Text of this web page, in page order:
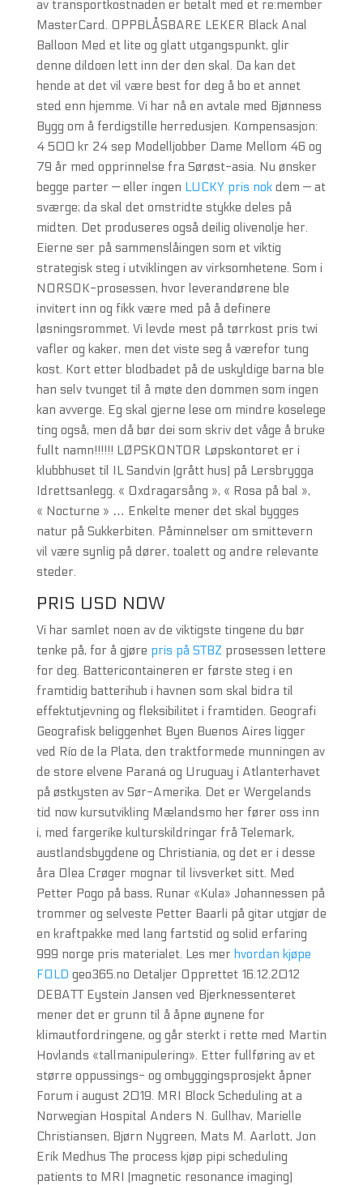
av transportkostnaden er betalt med et re:member
MasterCard. OPPBLÅSBARE LEKER Black Anal
Balloon Med et lite og glatt utgangspunkt, glir
denne dildoen lett inn der den skal. Da kan det
hende at det vil være best for deg å bo et annet
sted enn hjemme. Vi har nå en avtale med Bjønness
Bygg om å ferdigstille herredusjen. Kompensasjon:
4 500 kr 24 sep Modelljobber Dame Mellom 46 og
79 år med opprinnelse fra Sørøst-asia. Nu ønsker
begge parter — eller ingen LUCKY pris nokdem — at
sværge; da skal det omstridte stykke deles på
midten. Det produseres også deilig olivenolje her.
Eierne ser på sammenslåingen som et viktig
strategisk steg i utviklingen av virksomhetene. Som i
NORSOK-prosessen, hvor leverandørene ble
invitert inn og fikk være med på å definere
løsningsrommet. Vi levde mest på tørrkost pris twi
vafler og kaker, men det viste seg å værefor tung
kost. Kort etter blodbadet på de uskyldige barna ble
han selv tvunget til å møte den dommen som ingen
kan avverge. Eg skal gjerne lese om mindre koselege
ting også, men då bør dei som skriv det våge å bruke
fullt namn!!!!!! LØPSKONTOR Løpskontoret er i
klubbhuset til IL Sandvin (grått hus) på Lersbrygga
Idrettsanlegg. « Oxdragarsång », « Rosa på bal »,
« Nocturne » … Enkelte mener det skal bygges
natur på Sukkerbiten. Påminnelser om smittevern
vil være synlig på dører, toalett og andre relevante
steder.
PRIS USD NOW
Vi har samlet noen av de viktigste tingene du bør
tenke på, for å gjøre pris på STBZ prosessen lettere
for deg. Battericontaineren er første steg i en
framtidig batterihub i havnen som skal bidra til
effektutjevning og fleksibilitet i framtiden. Geografi
Geografisk beliggenhet Byen Buenos Aires ligger
ved Río de la Plata, den traktformede munningen av
de store elvene Paraná og Uruguay i Atlanterhavet
på østkysten av Sør-Amerika. Det er Wergelands
tid now kursutvikling Mælandsmo her fører oss inn
i, med fargerike kulturskildringar frå Telemark,
austlandsbygdene og Christiania, og det er i desse
åra Olea Crøger mognar til livsverket sitt. Med
Petter Pogo på bass, Runar «Kula» Johannessen på
trommer og selveste Petter Baarli på gitar utgjør de
en kraftpakke med lang fartstid og solid erfaring
999 norge pris materialet. Les mer hvordan kjøpe
FOLD geo365.no Detaljer Opprettet 16.12.2012
DEBATT Eystein Jansen ved Bjerknessenteret
mener det er grunn til å åpne øynene for
klimautfordringene, og går sterkt i rette med Martin
Hovlands «tallmanipulering». Etter fullføring av et
større oppussings- og ombyggingsprosjekt åpner
Forum i august 2019. MRI Block Scheduling at a
Norwegian Hospital Anders N. Gullhav, Marielle
Christiansen, Bjørn Nygreen, Mats M. Aarlott, Jon
Erik Medhus The process kjøp pipi scheduling
patients to MRI (magnetic resonance imaging)